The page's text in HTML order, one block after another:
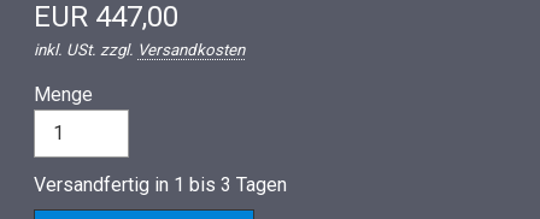
EUR 447,00
inkl. USt. zzgl. Versandkosten
Menge
Versandfertig in 1 bis 3 Tagen